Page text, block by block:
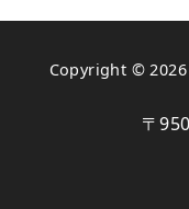
Copyright © 2026
〒